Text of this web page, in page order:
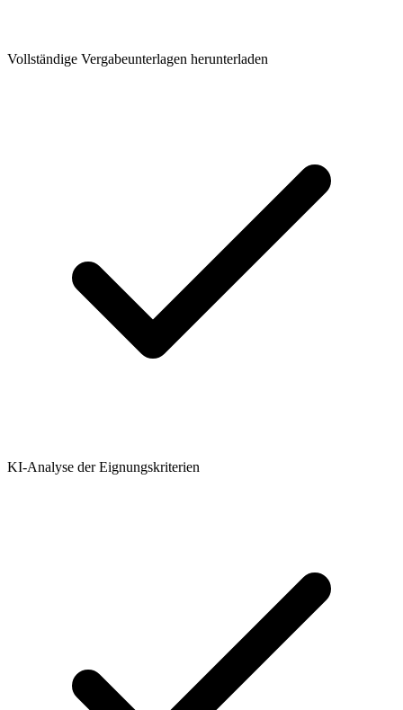
Vollständige Vergabeunterlagen herunterladen
KI-Analyse der Eignungskriterien